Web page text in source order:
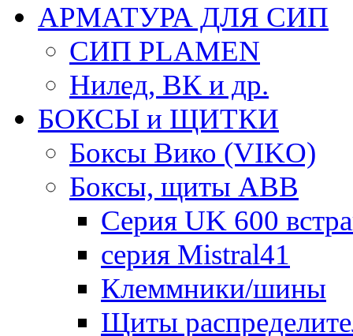
АРМАТУРА ДЛЯ СИП
СИП PLAMEN
Нилед, ВК и др.
БОКСЫ и ЩИТКИ
Боксы Вико (VIKO)
Боксы, щиты ABB
Серия UK 600
серия Mistral41
Клеммники/шины
Щиты